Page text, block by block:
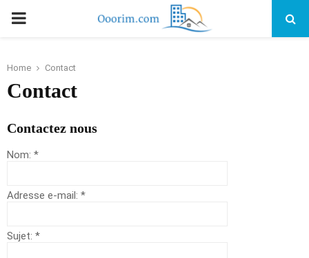
PRIMARY
Home Contact
Contact
Contactez nous
Nom: *
Adresse e-mail: *
Sujet: *